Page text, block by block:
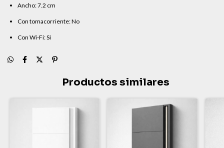
Ancho: 7.2 cm
Con tomacorriente: No
Con Wi-Fi: Sí
Productos similares